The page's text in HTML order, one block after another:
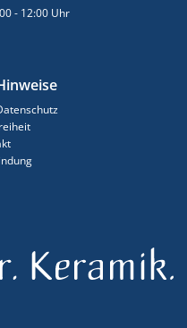
Von 13:00 bis 16:00 Uhr
- 12:00 Uhr